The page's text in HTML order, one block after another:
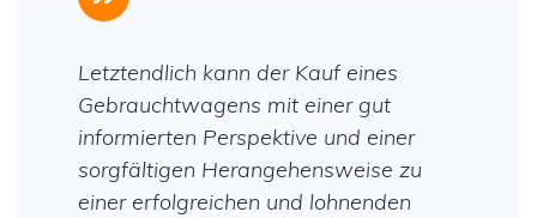
Letztendlich kann der Kauf eines
Gebrauchtwagens mit einer gut
informierten Perspektive und einer
sorgfältigen Herangehensweise zu
einer erfolgreichen und lohnenden